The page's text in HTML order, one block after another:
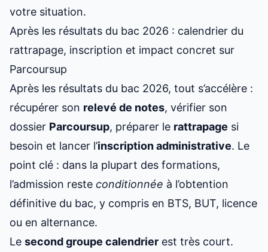
votre situation.
Après les résultats du bac 2026 : calendrier du
rattrapage, inscription et impact concret sur
Parcoursup
Après les résultats du bac 2026, tout s’accélère :
récupérer son relevé de notes, vérifier son
dossier Parcoursup, préparer le rattrapage si
besoin et lancer l’inscription administrative. Le
point clé : dans la plupart des formations,
l’admission reste conditionnée à l’obtention
définitive du bac, y compris en BTS, BUT, licence
ou en alternance.
Le second groupe calendrier est très court.